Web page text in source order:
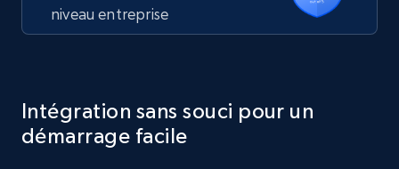
niveau entreprise
Intégration sans souci pour un
démarrage facile